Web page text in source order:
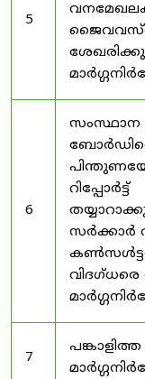
5
6
റിപ്പോർട്ട്
സർക്കാർ
7